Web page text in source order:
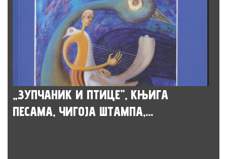
„ЗУПЧАНИК И ПТИЦЕ”, КЊИГА
ПЕСАМА, ЧИГОЈА ШТАМПА,...